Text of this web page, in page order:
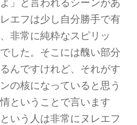
」と言われるシーンがあ
エフは少し自分勝手で有
非常に純粋なスピリッ
した。そこには醜い部分
んですけれど、それがす
の核になっていると思う
ということで言います
いう人は非常にヌレエフ